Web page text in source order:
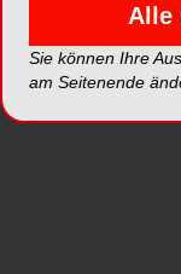
Erleben Sie
Alle
Sie können Ihre
am Seitenende